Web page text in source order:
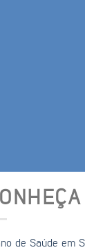
de Saúde em